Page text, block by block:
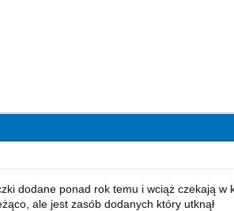
dodane ponad rok temu i wciąż czekają w
ale jest zasób dodanych który utknął